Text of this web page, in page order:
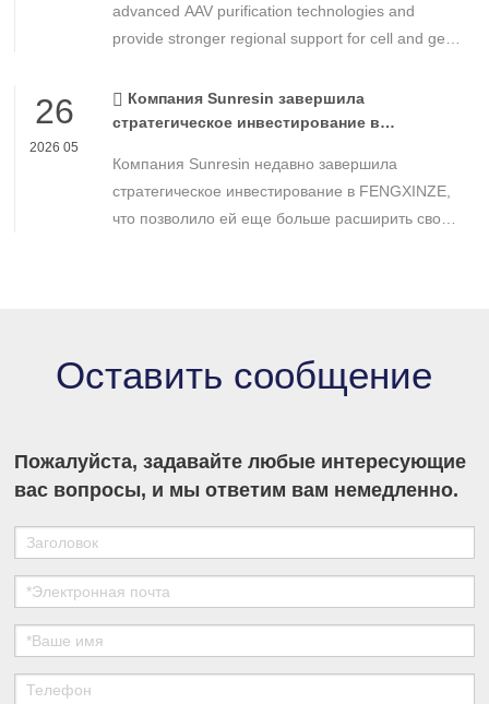
advanced AAV purification technologies and
provide stronger regional support for cell and gene
Americas.
26
2026 05
Компания Sunresin завершила
стратегическое инвестирование в
бизнеса в области промышленной
хроматографии.
Компания Sunresin недавно завершила
стратегическое инвестирование в FENGXINZE,
что позволило ей еще больше расширить свое
Оставить сообщение
Пожалуйста, задавайте любые интересующие
вас вопросы, и мы ответим вам немедленно.